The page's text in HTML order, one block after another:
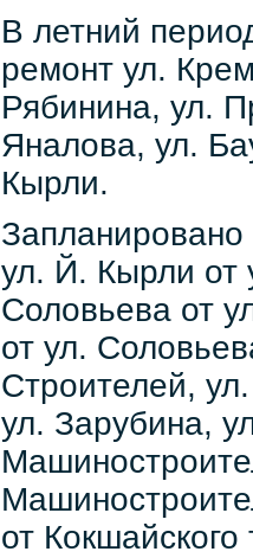
В летний
ремонт ул.
Рябинина, ул.
Яналова, ул.
Кырли.
ул. Й. Кырли от
Соловьева от
от ул.
Строителей,
ул. Зарубина,
от